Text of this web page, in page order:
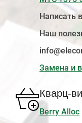
Написать в
Наш
Замена и
Кварц-
Berry Alloc